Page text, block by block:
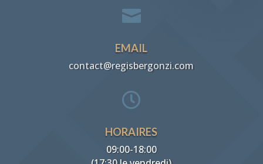

EMAIL
contact@regisbergonzi.com

HORAIRES
09:00-18:00